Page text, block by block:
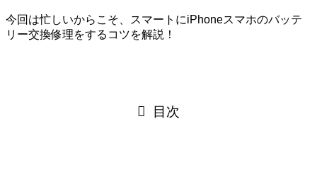
今回は忙しいからこそ、スマートにiPhoneスマホのバッテ
リー交換修理をするコツを解説！
目次